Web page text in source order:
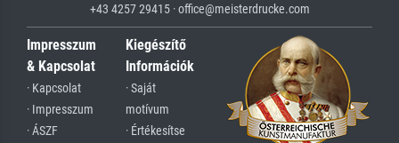
+43 4257 29415 · office@meisterdrucke.com
Impresszum
& Kapcsolat
· Kapcsolat
· Impresszum
· ÁSZF
Kiegészítő
Információk
· Saját
motívum
· Értékesítse